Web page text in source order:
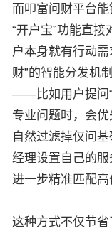
而叩富问财平台
“开户宝”功能直
户本身就有行动
财”的智能分发机
——比如用户提问“
专业问题时，会优
自然过滤掉仅问
经理设置自己的服
进一步精准匹配高
这种方式不仅节